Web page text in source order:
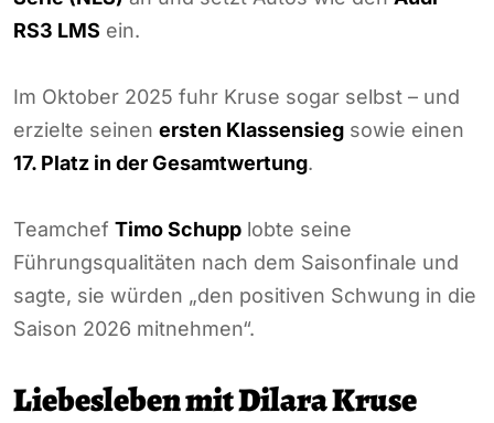
RS3 LMS ein.
Im Oktober 2025 fuhr Kruse sogar selbst – und
erzielte seinen ersten Klassensieg sowie einen
17. Platz in der Gesamtwertung.
Teamchef Timo Schupp lobte seine
Führungsqualitäten nach dem Saisonfinale und
sagte, sie würden „den positiven Schwung in die
Saison 2026 mitnehmen“.
Liebesleben mit Dilara Kruse